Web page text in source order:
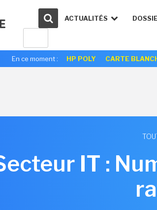
ACTUALITÉS
En ce moment : HP POLY CARTE
IT :